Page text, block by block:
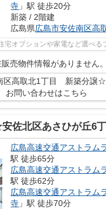
寺 」駅 徒歩20分
新築 / 2階建
広島県広島市安佐南区高
オプションや家電など選べる
売物件情報がありません。
区高取北1丁目 新築分譲
お問い合わせはこちら
佐北区あさひが丘6丁目
広島高速交通アストラム
駅 徒歩65分
広島高速交通アストラム
駅 徒歩62分
広島高速交通アストラム
寺 」駅 徒歩70分